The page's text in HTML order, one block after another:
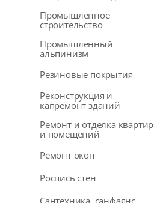
Промышленное
строительство
Промышленный
альпинизм
Резиновые покрытия
Реконструкция и
капремонт зданий
Ремонт и отделка квартир
и помещений
Ремонт окон
Роспись стен
Сантехника, санфаянс